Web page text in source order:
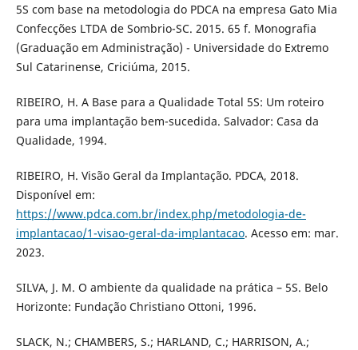
5S com base na metodologia do PDCA na empresa Gato Mia
Confecções LTDA de Sombrio-SC. 2015. 65 f. Monografia
(Graduação em Administração) - Universidade do Extremo
Sul Catarinense, Criciúma, 2015.
RIBEIRO, H. A Base para a Qualidade Total 5S: Um roteiro
para uma implantação bem-sucedida. Salvador: Casa da
Qualidade, 1994.
RIBEIRO, H. Visão Geral da Implantação. PDCA, 2018.
Disponível em:
https://www.pdca.com.br/index.php/metodologia-de-
implantacao/1-visao-geral-da-implantacao. Acesso em: mar.
2023.
SILVA, J. M. O ambiente da qualidade na prática – 5S. Belo
Horizonte: Fundação Christiano Ottoni, 1996.
SLACK, N.; CHAMBERS, S.; HARLAND, C.; HARRISON, A.;